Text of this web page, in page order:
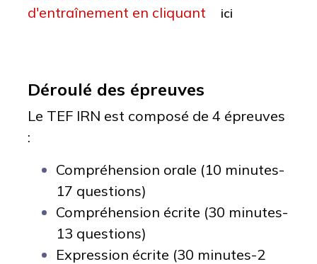
d'entraînement en cliquant
ici
Déroulé des épreuves
Le TEF IRN est composé de 4 épreuves
:
Compréhension orale (10 minutes-
17 questions)
Compréhension écrite (30 minutes-
13 questions)
Expression écrite (30 minutes-2